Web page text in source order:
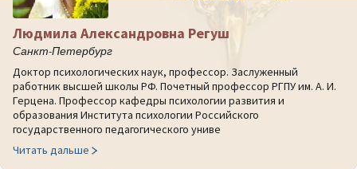
Людмила Александровна Регуш
Санкт-Петербург
Доктор психологических наук, профессор. Заслуженный
работник высшей школы РФ. Почетный профессор РГПУ им. А. И.
Герцена. Профессор кафедры психологии развития и
образования Института психологии Российского
государственного педагогического униве
Читать дальше